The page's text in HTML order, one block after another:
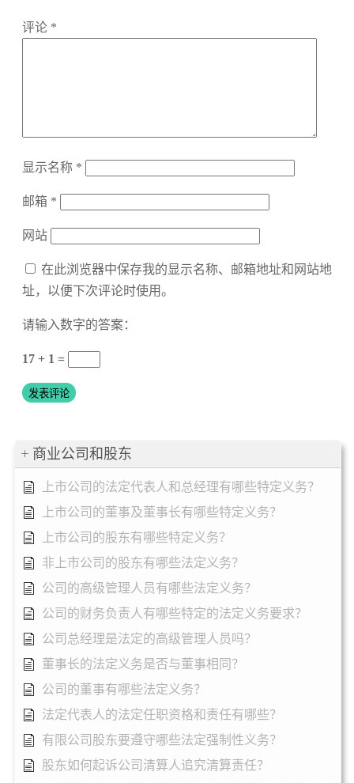
评论 *
显示名称 *
邮箱 *
网站
在此浏览器中保存我的显示名称、邮箱地址和网站地
址，以便下次评论时使用。
请输入数字的答案：
17 + 1 =
商业公司和股东
上市公司的法定代表人和总经理有哪些特定义务？
上市公司的董事及董事长有哪些特定义务？
上市公司的股东有哪些特定义务？
非上市公司的股东有哪些法定义务？
公司的高级管理人员有哪些法定义务？
公司的财务负责人有哪些特定的法定义务要求？
公司总经理是法定的高级管理人员吗？
董事长的法定义务是否与董事相同？
公司的董事有哪些法定义务？
法定代表人的法定任职资格和责任有哪些？
有限公司股东要遵守哪些法定强制性义务？
股东如何起诉公司清算人追究清算责任？